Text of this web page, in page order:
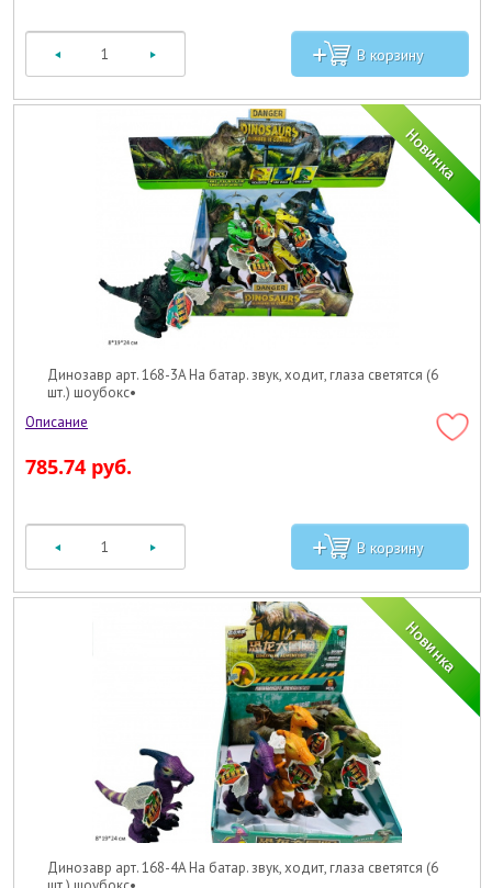
Динозавр арт. 168-3A На батар. звук, ходит, глаза светятся (6
шт.) шоубокс•
785.74 руб.
Динозавр арт. 168-4A На батар. звук, ходит, глаза светятся (6